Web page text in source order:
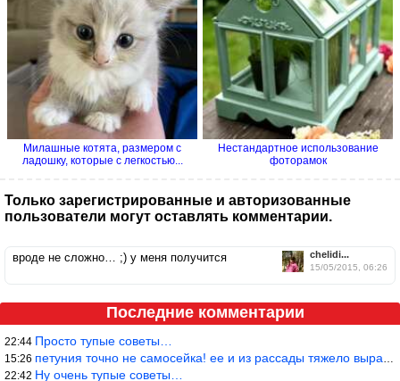
Милашные котята, размером с
ладошку, которые с легкостью...
Нестандартное использование
фоторамок
Только зарегистрированные и авторизованные
пользователи могут оставлять комментарии.
chelidi...
15/05/2015, 06:26
вроде не сложно… ;) у меня получится
Последние комментарии
22:44 Просто тупые советы…
15:26 петуния точно не самосейка! ее и из рассады тяжело вырастить!
22:42 Ну очень тупые советы…